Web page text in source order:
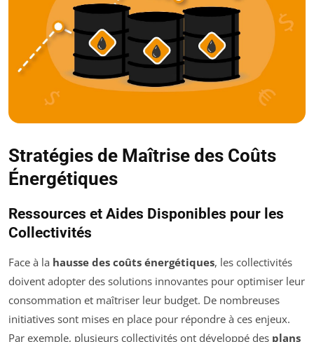
Stratégies de Maîtrise des Coûts
Énergétiques
Ressources et Aides Disponibles pour les
Collectivités
Face à la hausse des coûts énergétiques, les collectivités
doivent adopter des solutions innovantes pour optimiser leur
consommation et maîtriser leur budget. De nombreuses
initiatives sont mises en place pour répondre à ces enjeux.
Par exemple, plusieurs collectivités ont développé des plans